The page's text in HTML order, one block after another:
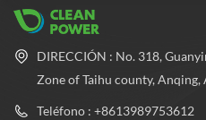
DIRECCIÓN : No. 318,
Zone of Taihu county, Anqing,
Teléfono : +8613989753612